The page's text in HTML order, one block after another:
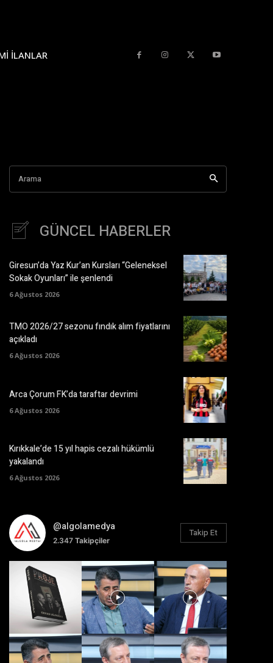
İLANLAR
Arama
GÜNCEL HABERLER
Giresun’da Yaz Kur’an Kursları “Geleneksel
Sokak Oyunları” ile şenlendi
6 Ağustos 2026
TMO 2026/27 sezonu fındık alım fiyatlarını
açıkladı
6 Ağustos 2026
Arca Çorum FK’da taraftar devrimi
6 Ağustos 2026
Kırıkkale’de 15 yıl hapis cezalı hükümlü
yakalandı
6 Ağustos 2026
@algolamedya
2.347Takipçiler
Takip Et